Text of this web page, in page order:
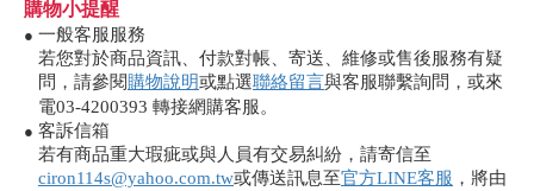
購物小提醒
● 一般客服服務
若您對於商品資訊、付款對帳、寄送、維修或售後服務有疑
問，請參閱購物說明或點選聯絡留言與客服聯繫詢問，或來
電03-4200393 轉接網購客服。
● 客訴信箱
若有商品重大瑕疵或與人員有交易糾紛，請寄信至
ciron114s@yahoo.com.tw或傳送訊息至官方LINE客服 ，將由